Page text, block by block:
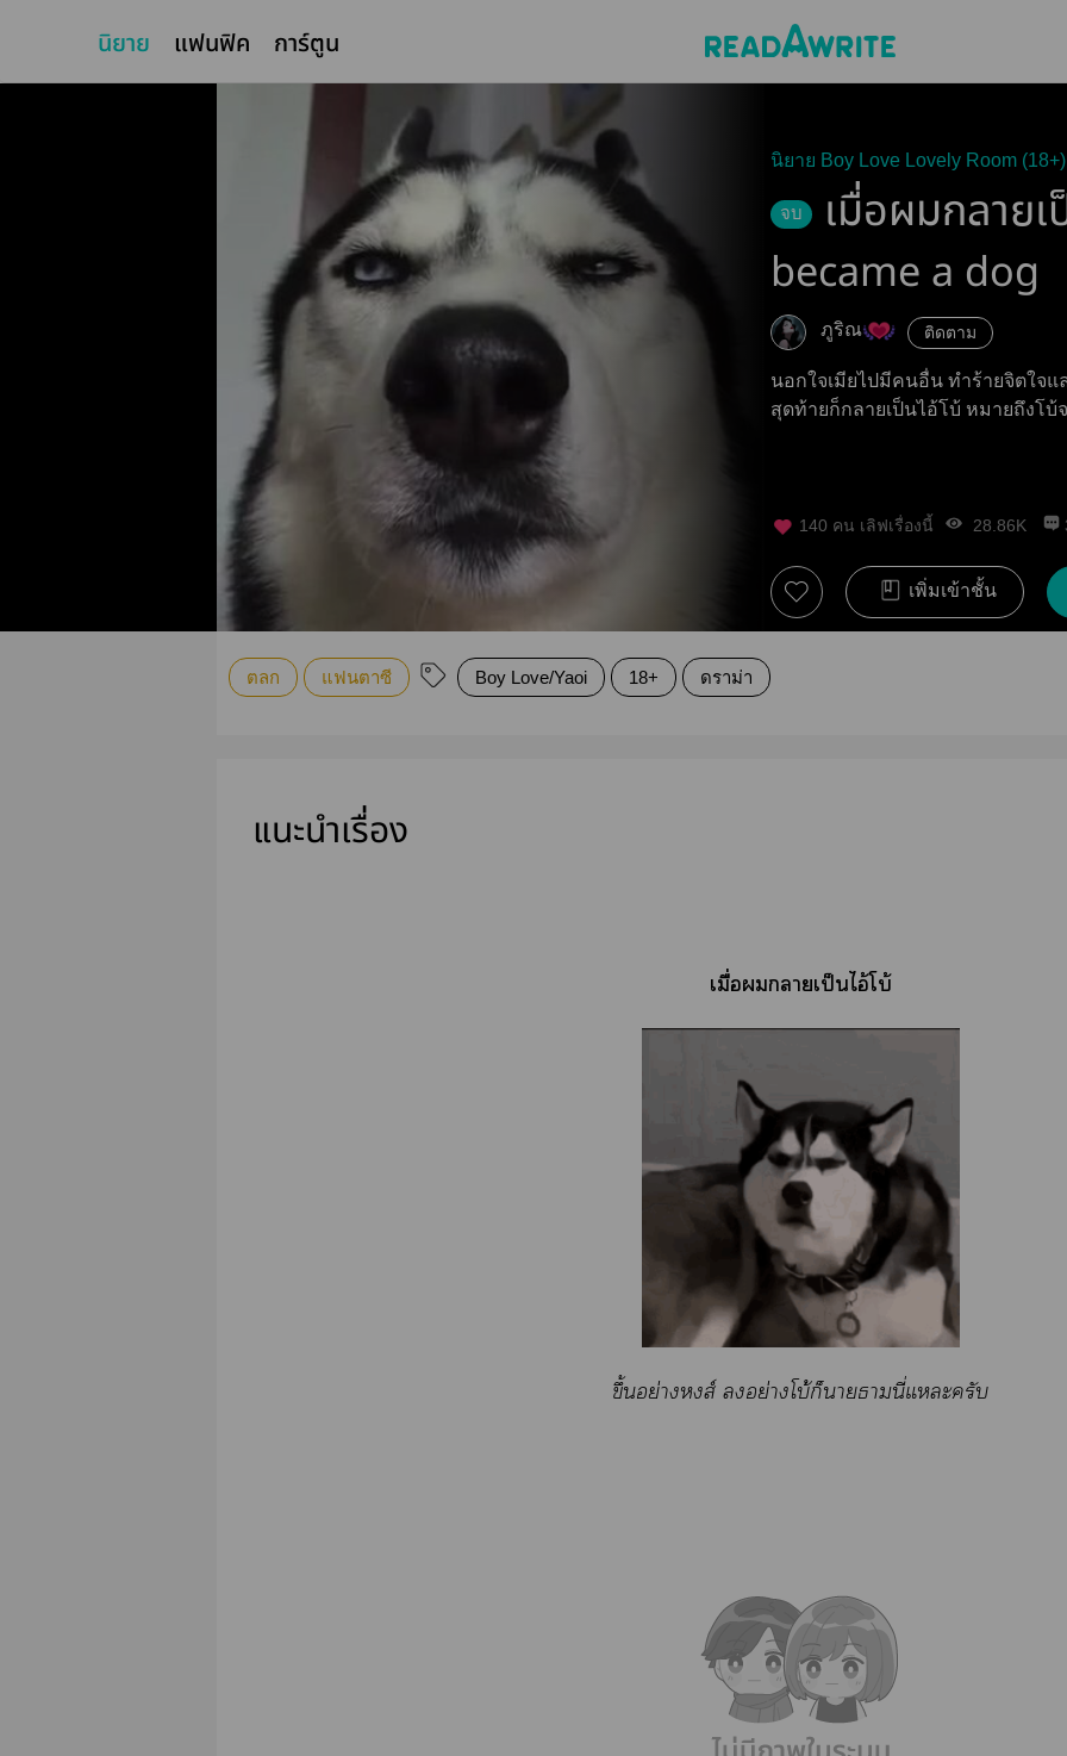
นิยาย แฟนฟิค การ์ตูน
นิยาย Boy Love Lovely Room (18+)
จบ
เมื่อผมกลาย
became a dog
ภูริณ ติดตาม
นอกใจเมียไปมีคนอื่น ทำร้ายจิตใจ
สุดท้ายก็กลายเป็นไอ้โบ้ หมายถึงโบ้
140 คน เลิฟเรื่องนี้ 28.86K
เพิ่มเข้าชั้น
ตลก แฟนตาซี Boy Love/Yaoi 18+ ดราม่า
แนะนำเรื่อง
เมื่อาเป็นไอ้โบ้
ขึ้นอย่างหงส์ อย่างโบ้ก็าธามนี่แะครับ